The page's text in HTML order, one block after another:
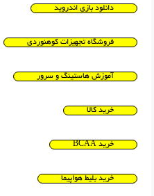
دانلود بازی اندروید
فروشگاه تجهیزات کوهنوردی
آموزش هاستینگ و سرور
خرید کالا
خرید BCAA
خرید بلیط هواپیما